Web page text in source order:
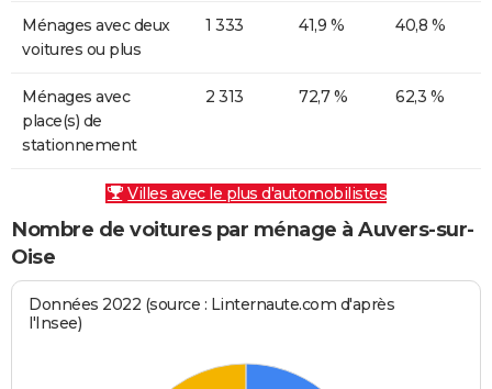
Ménages avec deux
voitures ou plus
1 333 41,9 % 40,8 %
Ménages avec
place(s) de
stationnement
2 313 72,7 % 62,3 %
Villes avec le plus d'automobilistes
Nombre de voitures par ménage à Auvers-sur-
Oise
Données 2022 (source : Linternaute.com d'après
l'Insee)